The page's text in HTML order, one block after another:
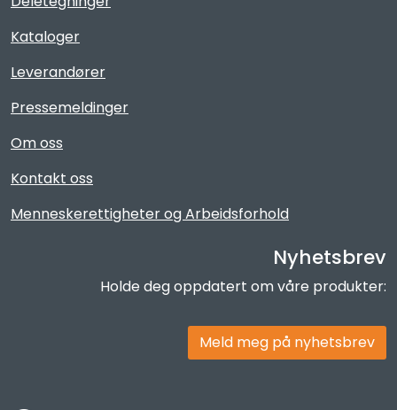
Kataloger
Leverandører
Pressemeldinger
Om oss
Kontakt oss
Menneskerettigheter og Arbeidsforhold
Nyhetsbrev
Holde deg oppdatert om våre produkter:
Meld meg på nyhetsbrev